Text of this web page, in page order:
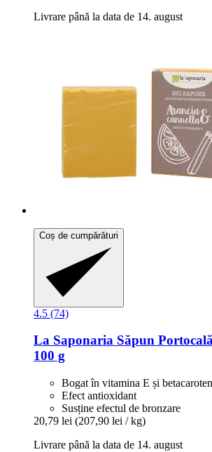
Livrare până la data de 14. august
Coș de cumpărături
4.5 (74)
La Saponaria Săpun
100 g
Bogat în vitamina E și betacaroten
Efect antioxidant
Susține efectul de bronzare
20,79 lei (207,90 lei / kg)
Livrare până la data de 14. august